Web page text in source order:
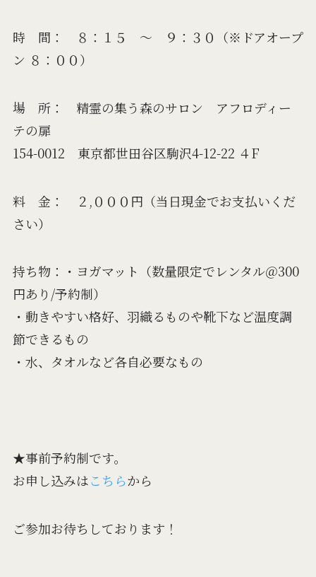
時 間： ８：１５ 〜 ９：３０（※ドアオープ
ン ８：００）
場 所： 精霊の集う森のサロン アフロディー
テの扉
154-0012 東京都世田谷区駒沢4-12-22 ４F
料 金： ２,０００円（当日現金でお支払いくだ
さい）
持ち物：・ヨガマット（数量限定でレンタル＠300
円あり/予約制）
・動きやすい格好、羽織るものや靴下など温度調
節できるもの
・水、タオルなど各自必要なもの
★事前予約制です。
お申し込みはこちらから
ご参加お待ちしております！